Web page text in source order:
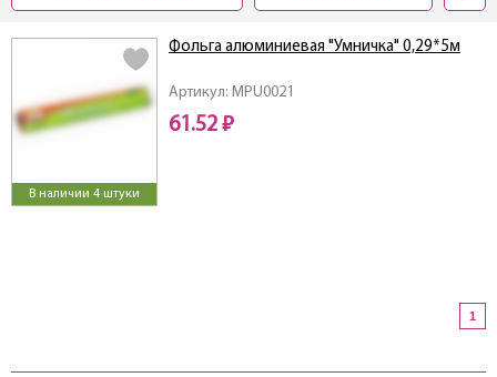
В наличии 4 штуки
Артикул: MPU0021
Фольга алюминиевая "Умничка" 0,29*5м
61.52 ₽
1